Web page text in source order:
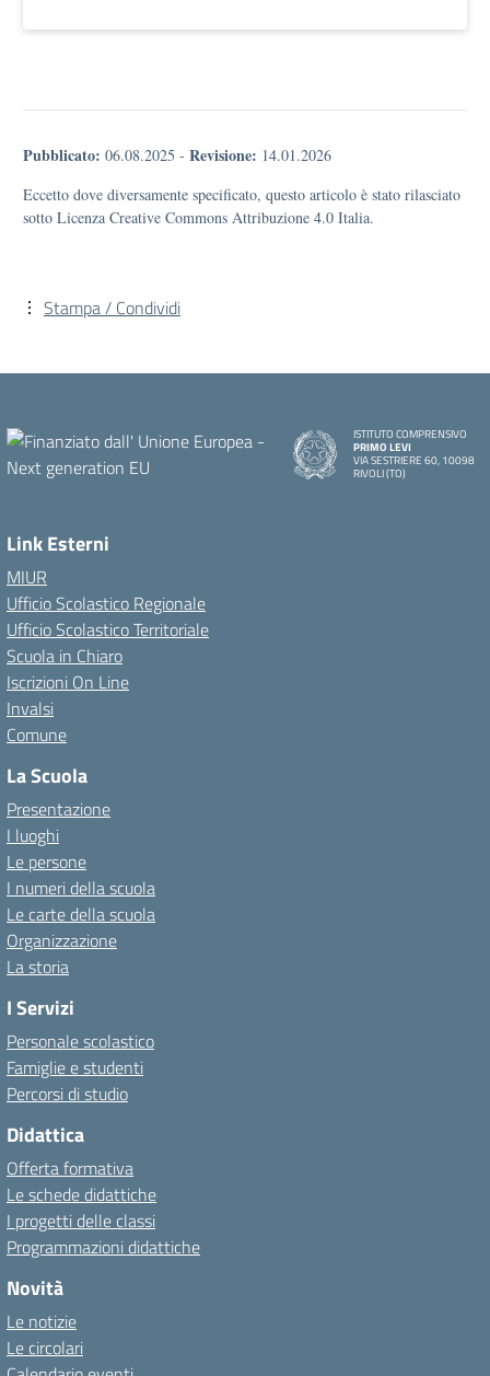
Pubblicato: 06.08.2025 - Revisione: 14.01.2026
Eccetto dove diversamente specificato, questo articolo è stato rilasciato
sotto Licenza Creative Commons Attribuzione 4.0 Italia.
Stampa / Condividi
ISTITUTO COMPRENSIVO
PRIMO LEVI
VIA SESTRIERE 60, 10098
RIVOLI (TO)
Link Esterni
MIUR
Ufficio Scolastico Regionale
Ufficio Scolastico Territoriale
Scuola in Chiaro
Iscrizioni On Line
Invalsi
Comune
La Scuola
Presentazione
I luoghi
Le persone
I numeri della scuola
Le carte della scuola
Organizzazione
La storia
I Servizi
Personale scolastico
Famiglie e studenti
Percorsi di studio
Didattica
Offerta formativa
Le schede didattiche
I progetti delle classi
Programmazioni didattiche
Novità
Le notizie
Le circolari